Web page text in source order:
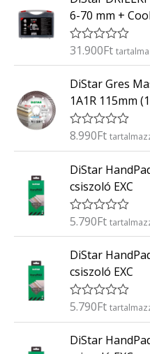
k
e
l
é
s
:
/
5
6-70 mm +
É
é
k
e
l
s
:
/
5
31.900Ft
DiStar Gres
1A1R 115mm
É
é
e
l
é
s
:
/
5
8.990Ft
DiStar
csiszoló EXC
É
é
e
l
s
:
/
5.790Ft
DiStar
csiszoló EXC
É
é
5.790Ft
DiStar